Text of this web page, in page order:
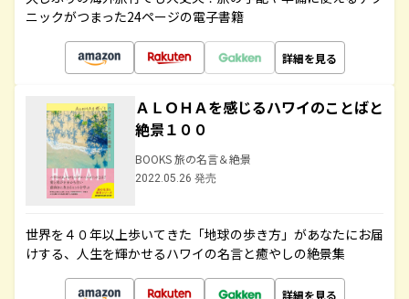
ニックがつまった24ページの電子書籍
詳細を見る
ＡＬＯＨＡを感じるハワイのことばと
絶景１００
BOOKS 旅の名言＆絶景
2022.05.26 発売
世界を４０年以上歩いてきた「地球の歩き方」があなたにお届
けする、人生を輝かせるハワイの名言と癒やしの絶景集
詳細を見る